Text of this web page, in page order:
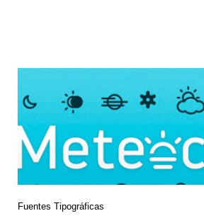
Fuentes Tipográficas